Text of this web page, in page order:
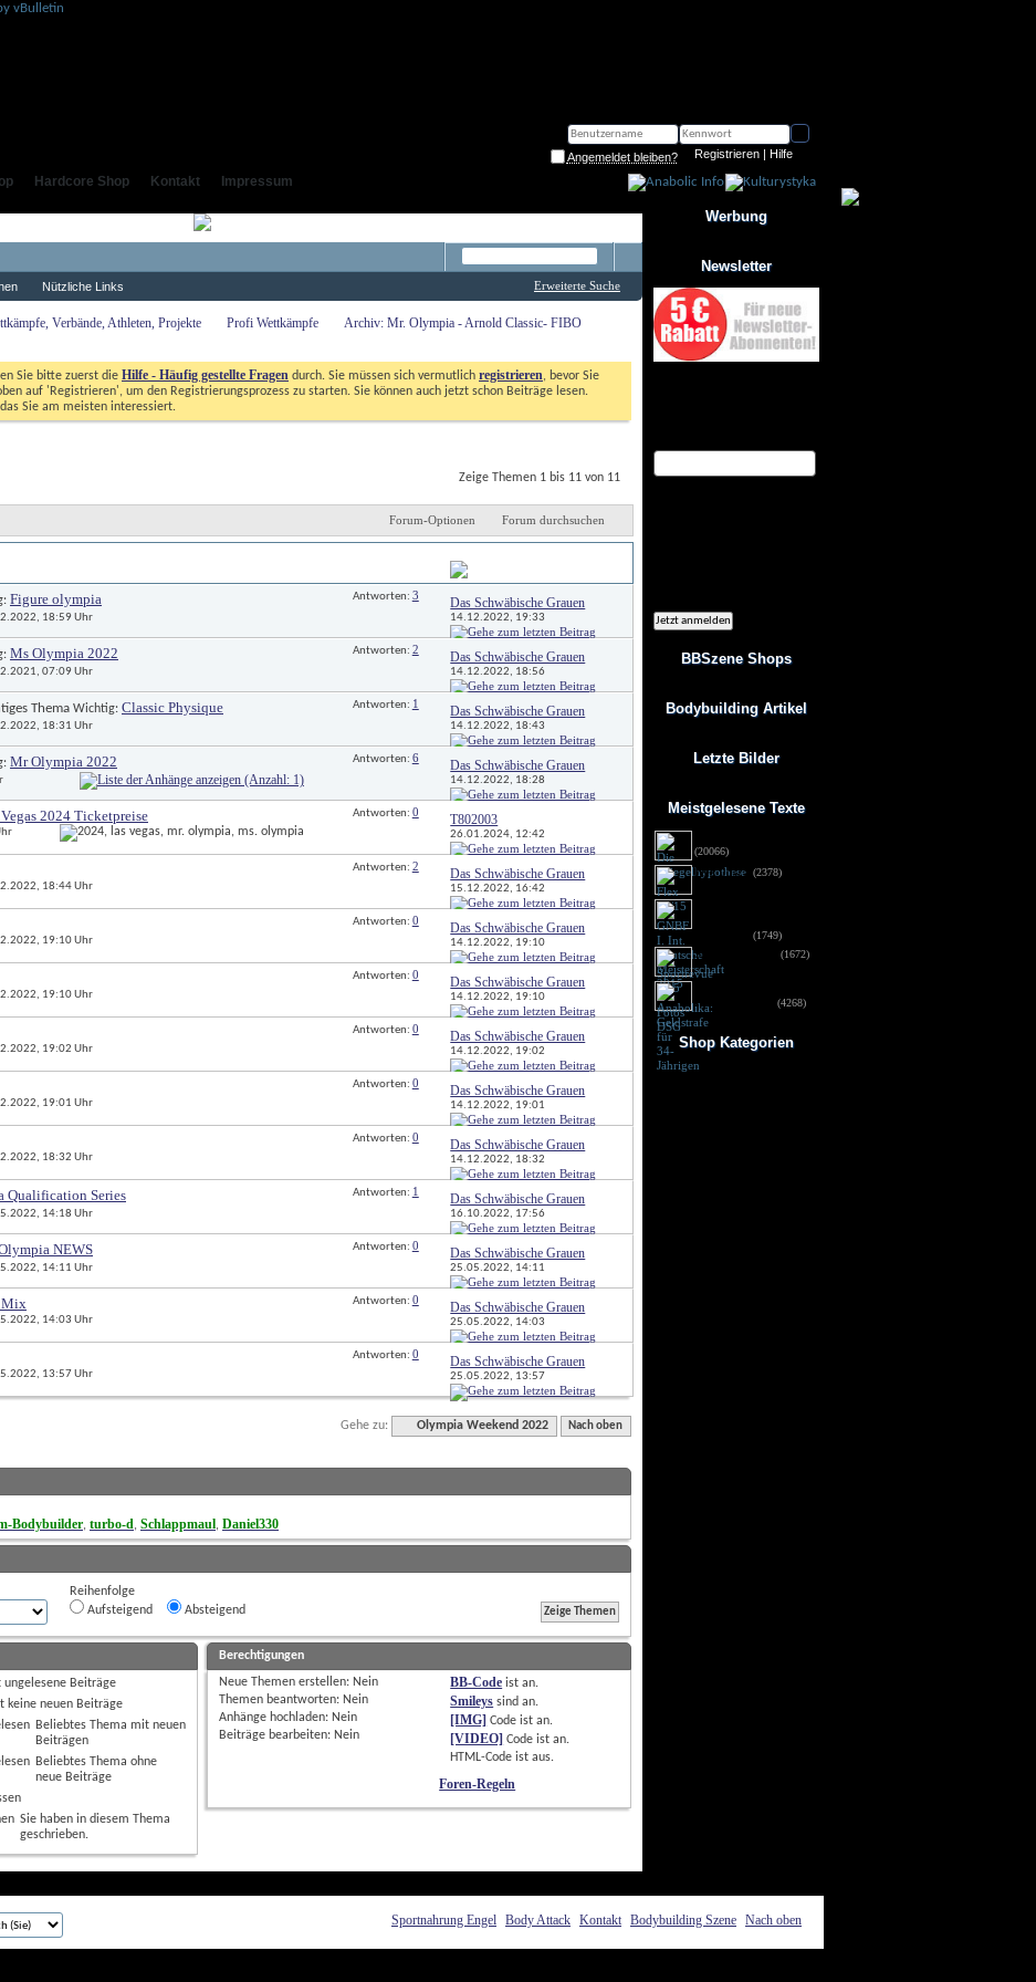
Angemeldet bleiben? Registrieren | Hilfe
Hardcore Shop Kontakt Impressum
Nützliche Links Erweiterte Suche
Verbände, Athleten, Projekte Profi Wettkämpfe Archiv: Mr. Olympia - Arnold Classic- FIBO
Sie bitte zuerst die Hilfe - Häufig gestellte Fragen durch. Sie müssen sich vermutlich registrieren, bevor Sie
auf 'Registrieren', um den Registrierungsprozess zu starten. Sie können auch jetzt schon Beiträge lesen.
Sie am meisten interessiert.
Zeige Themen 1 bis 11 von 11
Forum-Optionen Forum durchsuchen
Figure olympia
18:59 Uhr
Antworten: 3 Das Schwäbische Grauen
14.12.2022, 19:33
Ms Olympia 2022
07:09 Uhr
Antworten: 2 Das Schwäbische Grauen
14.12.2022, 18:56
Wichtig: Classic Physique
18:31 Uhr
Antworten: 1 Das Schwäbische Grauen
14.12.2022, 18:43
Mr Olympia 2022 Antworten: 6 Das Schwäbische Grauen
14.12.2022, 18:28
2024 Ticketpreise Antworten: 0 T802003
26.01.2024, 12:42
18:44 Uhr
Antworten: 2 Das Schwäbische Grauen
15.12.2022, 16:42
19:10 Uhr
Antworten: 0 Das Schwäbische Grauen
14.12.2022, 19:10
19:10 Uhr
Antworten: 0 Das Schwäbische Grauen
14.12.2022, 19:10
19:02 Uhr
Antworten: 0 Das Schwäbische Grauen
14.12.2022, 19:02
19:01 Uhr
Antworten: 0 Das Schwäbische Grauen
14.12.2022, 19:01
18:32 Uhr
Antworten: 0 Das Schwäbische Grauen
14.12.2022, 18:32
Qualification Series
14:18 Uhr
Antworten: 1 Das Schwäbische Grauen
16.10.2022, 17:56
NEWS
14:11 Uhr
Antworten: 0 Das Schwäbische Grauen
25.05.2022, 14:11
Mix
14:03 Uhr
Antworten: 0 Das Schwäbische Grauen
25.05.2022, 14:03
13:57 Uhr
Antworten: 0 Das Schwäbische Grauen
25.05.2022, 13:57
Gehe zu: Olympia Weekend 2022 Nach oben
Bodybuilder, turbo-d, Schlappmaul, Daniel330
Reihenfolge
Aufsteigend
Absteigend
ungelesene Beiträge
keine neuen Beiträge
Beliebtes Thema mit neuen
Beiträgen
Beliebtes Thema ohne
neue Beiträge
Sie haben in diesem Thema
geschrieben.
Berechtigungen
Neue Themen erstellen: Nein
Themen beantworten: Nein
Anhänge hochladen: Nein
Beiträge bearbeiten: Nein
BB-Code istan.
Smileys sindan.
[IMG] Code istan.
[VIDEO] Code istan.
HTML-Code istaus.
Foren-Regeln
Werbung
Newsletter
BBSzene Shops
Bodybuilding Artikel
Letzte Bilder
Meistgelesene Texte
(20066)
Flex 05/15 (2378)
(1749)
Sportrevue 6/15 (1672)
für 34-Jährigen
(4268)
Shop Kategorien
Frauen Fitness
Sportnahrung Engel Body Attack Kontakt Bodybuilding Szene Nach oben